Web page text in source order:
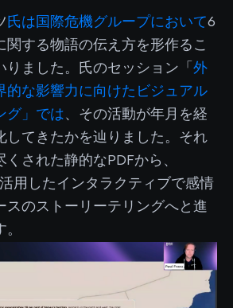
氏は国際危機グループにおいて6
関する物語の伝え方を形作るこ
りました。氏のセッション「 外
的な影響力に向けたビジュアル
グ」では、その活動が年月を経
してきたかを辿りました。それ
された静的なPDFから、
用したインタラクティブで感情
スのストーリーテリングへと進